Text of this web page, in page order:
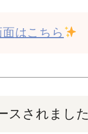
面はこちら
スされました